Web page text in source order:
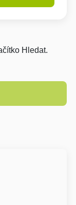
Hledat.